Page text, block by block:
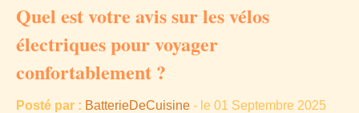
Quel est votre avis sur les vélos
électriques pour voyager
confortablement ?
Posté par : BatterieDeCuisine - le 01 Septembre 2025